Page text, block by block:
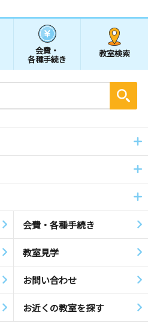
会費・
各種手続き
教室検索
会費・各種手続き
教室見学
お問い合わせ
お近くの教室を探す